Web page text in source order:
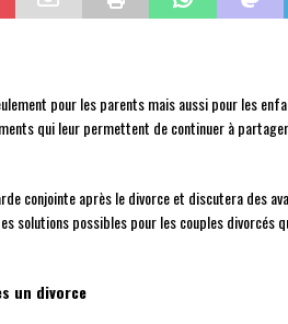
pour les parents mais aussi pour les
qui leur permettent de continuer à
conjointe après le divorce et discutera des
solutions possibles pour les couples divorcés
un divorce